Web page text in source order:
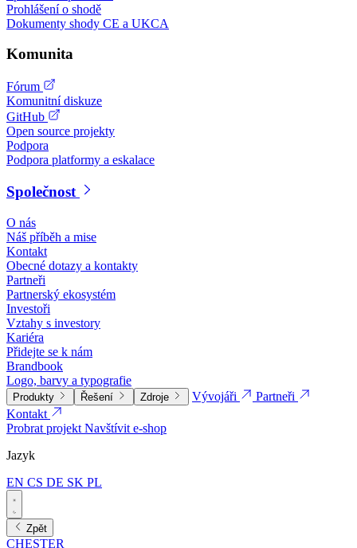
Prohlášení o shodě
Dokumenty shody CE a UKCA
Komunita
Fórum
Komunitní diskuze
GitHub
Open source projekty
Podpora
Podpora platformy a eskalace
Společnost
O nás
Náš příběh a mise
Kontakt
Obecné dotazy a kontakty
Partneři
Partnerský ekosystém
Investoři
Vztahy s investory
Kariéra
Přidejte se k nám
Brandbook
Logo, barvy a typografie
Produkty Řešení Zdroje Vývojáři
Partneři
Kontakt
Probrat projektNavštívit e-shop
Jazyk
EN CS DE SK PL
Zpět
CHESTER